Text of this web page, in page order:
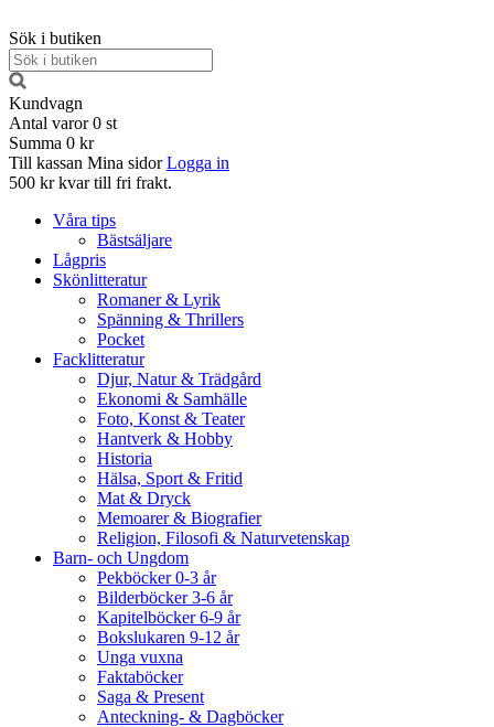
Sök i butiken
Kundvagn
Antal varor 0 st
Summa 0 kr
Till kassan Mina sidor Logga in
500 kr kvar till fri frakt.
Våra tips
Bästsäljare
Lågpris
Skönlitteratur
Romaner & Lyrik
Spänning & Thrillers
Pocket
Facklitteratur
Djur, Natur & Trädgård
Ekonomi & Samhälle
Foto, Konst & Teater
Hantverk & Hobby
Historia
Hälsa, Sport & Fritid
Mat & Dryck
Memoarer & Biografier
Religion, Filosofi & Naturvetenskap
Barn- och Ungdom
Pekböcker 0-3 år
Bilderböcker 3-6 år
Kapitelböcker 6-9 år
Bokslukaren 9-12 år
Unga vuxna
Faktaböcker
Saga & Present
Anteckning- & Dagböcker